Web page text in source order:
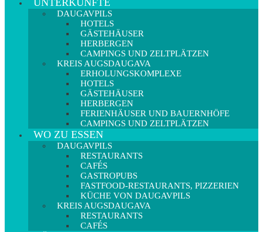
UNTERKÜNFTE
DAUGAVPILS
HOTELS
GÄSTEHÄUSER
HERBERGEN
CAMPINGS UND ZELTPLÄTZEN
KREIS AUGSDAUGAVA
ERHOLUNGSKOMPLEXE
HOTELS
GÄSTEHÄUSER
HERBERGEN
FERIENHÄUSER UND BAUERNHÖFE
CAMPINGS UND ZELTPLÄTZEN
WO ZU ESSEN
DAUGAVPILS
RESTAURANTS
CAFÉS
GASTROPUBS
FASTFOOD-RESTAURANTS, PIZZERIEN
KÜCHE VON DAUGAVPILS
KREIS AUGSDAUGAVA
RESTAURANTS
CAFÉS